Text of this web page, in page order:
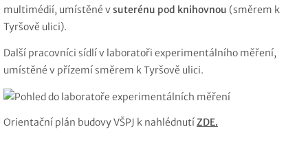
multimédií, umístěné vsuterénu pod knihovnou (směrem k
Tyršově ulici).
Další pracovníci sídlí v laboratoři experimentálního měření,
umístěné v přízemí směrem k Tyršově ulici.
Orientační plán budovy VŠPJ k nahlédnutí ZDE.